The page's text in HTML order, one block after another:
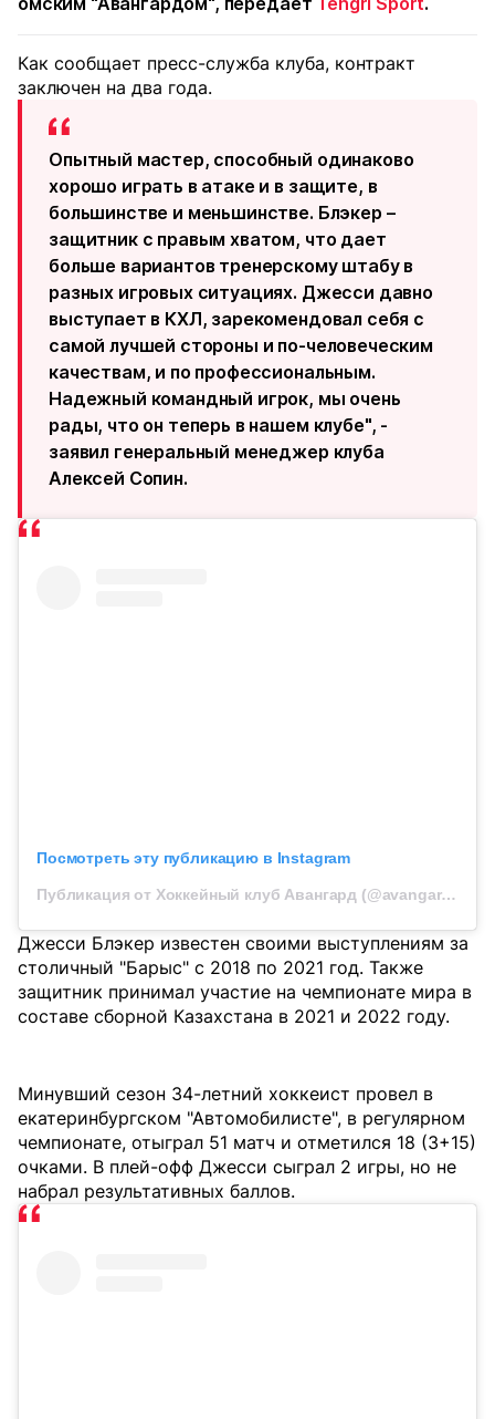
Как сообщает пресс-служба клуба, контракт
заключен на два года.
Опытный мастер, способный одинаково
хорошо играть в атаке и в защите, в
большинстве и меньшинстве. Блэкер –
защитник с правым хватом, что дает
больше вариантов тренерскому штабу в
разных игровых ситуациях. Джесси давно
выступает в КХЛ, зарекомендовал себя с
самой лучшей стороны и по-человеческим
качествам, и по профессиональным.
Надежный командный игрок, мы очень
рады, что он теперь в нашем клубе", -
заявил генеральный менеджер клуба
Алексей Сопин.
Посмотреть эту публикацию в Instagram
Публикация от Хоккейный клуб Авангард (@avangard_inside)
Джесси Блэкер известен своими выступлениям за
столичный "Барыс" с 2018 по 2021 год. Также
защитник принимал участие на чемпионате мира в
составе сборной Казахстана в 2021 и 2022 году.
Минувший сезон 34-летний хоккеист провел в
екатеринбургском "Автомобилисте", в регулярном
чемпионате, отыграл 51 матч и отметился 18 (3+15)
очками. В плей-офф Джесси сыграл 2 игры, но не
набрал результативных баллов.